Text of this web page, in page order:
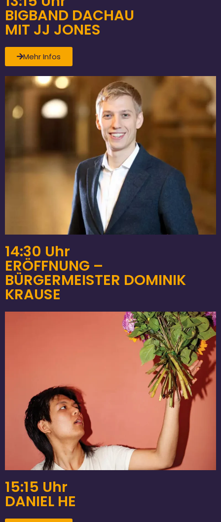
BIGBAND DACHAU
MIT JJ JONES
Mehr Infos
14:30 Uhr
ERÖFFNUNG –
BÜRGERMEISTER DOMINIK
KRAUSE
15:15 Uhr
DANIEL HE